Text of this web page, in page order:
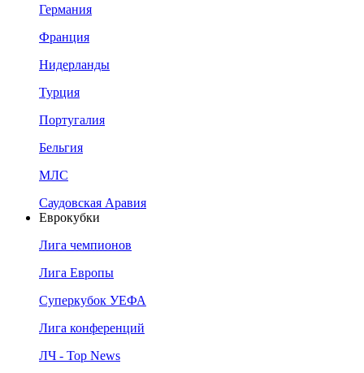
Германия
Франция
Нидерланды
Турция
Португалия
Бельгия
МЛС
Саудовская Аравия
Еврокубки
Лига чемпионов
Лига Европы
Суперкубок УЕФА
Лига конференций
ЛЧ - Top News